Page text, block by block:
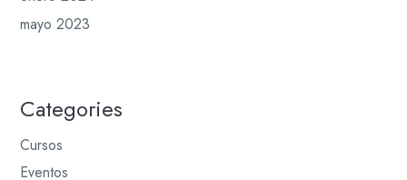
mayo 2023
Categories
Cursos
Eventos